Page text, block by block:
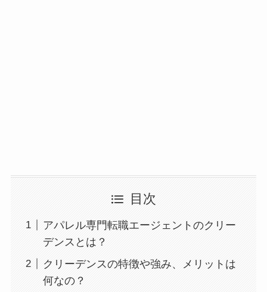
目次
アパレル専門転職エージェントのクリー
デンスとは？
クリーデンスの特徴や強み、メリットは
何なの？